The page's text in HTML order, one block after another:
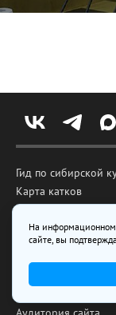
Гид по сибирской
Карта катков
Голоса города
Лесное озеро
Весточка с
На информационном
сайте, вы